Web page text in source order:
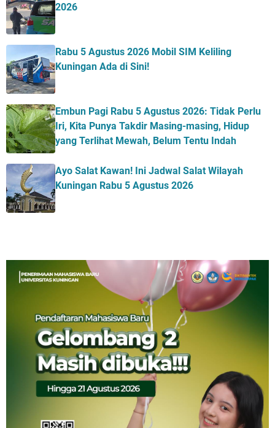
2026
Rabu 5 Agustus 2026 Mobil SIM Keliling
Kuningan Ada di Sini!
Embun Pagi Rabu 5 Agustus 2026: Tidak Perlu
Iri, Kita Punya Takdir Masing-masing, Hidup
yang Terlihat Mewah, Belum Tentu Indah
Ayo Salat Kawan! Ini Jadwal Salat Wilayah
Kuningan Rabu 5 Agustus 2026